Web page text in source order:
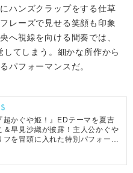
ハンズクラップをする仕草
レーズで見せる笑顔も印象
へ視線を向ける間奏では、
してしまう。細かな所作から
パフォーマンスだ。
超かぐや姫！』EDテーマを夏吉
＆早見沙織が披露！主人公かぐや
フを冒頭に入れた特別パフォーマ